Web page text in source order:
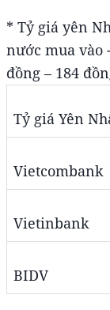
* Tỷ giá yên
nước mua vào
đồng – 184
Tỷ giá Yên
Vietcombank
Vietinbank
BIDV